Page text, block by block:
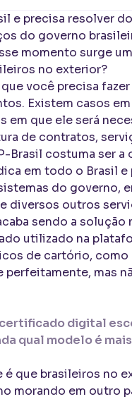
e precisa resolver
do governo
momento surge
no exterior?
você precisa
Existem casos
em que ele será
de contratos,
costuma ser a
em todo o Brasil
do governo,
diversos outros
sendo a solução
utilizado na
de cartório,
perfeitamente, mas
certificado digital
qual modelo é
que brasileiros no
morando em outro